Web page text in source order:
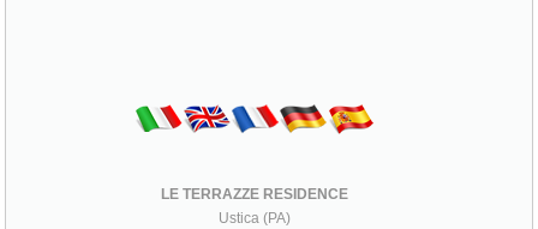
LE TERRAZZE RESIDENCE
Ustica (PA)